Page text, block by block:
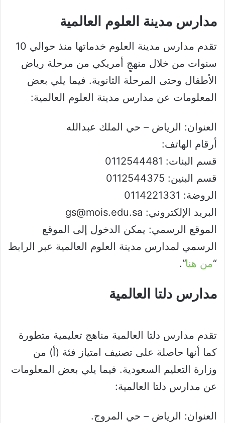
مدارس مدينة العلوم العالمية
تقدم مدارس مدينة العلوم خدماتها منذ حوالي 10
سنوات من خلال منهجٍ أمريكي من مرحلة رياض
الأطفال وحتى المرحلة الثانوية. فيما يلي بعض
المعلومات عن مدارس مدينة العلوم العالمية:
العنوان: الرياض – حي الملك عبدالله
أرقام الهاتف:
قسم البنات: 0112544481
قسم البنين: 0112544375
الروضة: 0114221331
البريد الإلكتروني: gs@mois.edu.sa
الموقع الرسمي: يمكن الدخول إلى الموقع
الرسمي لمدارس مدينة العلوم العالمية عبر الرابط
“من هنا“.
مدارس دلتا العالمية
تقدم مدارس دلتا العالمية مناهج تعليمية متطورة
كما أنها حاصلة على تصنيف امتياز فئة (أ) من
وزارة التعليم السعودية. فيما يلي بعض المعلومات
عن مدارس دلتا العالمية:
العنوان: الرياض – حي المروج.